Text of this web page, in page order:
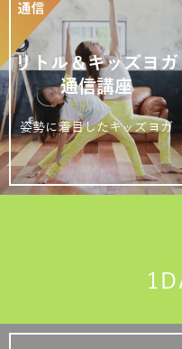
リトル＆キッズヨガ
通信講座
姿勢に着目したキッズヨガ